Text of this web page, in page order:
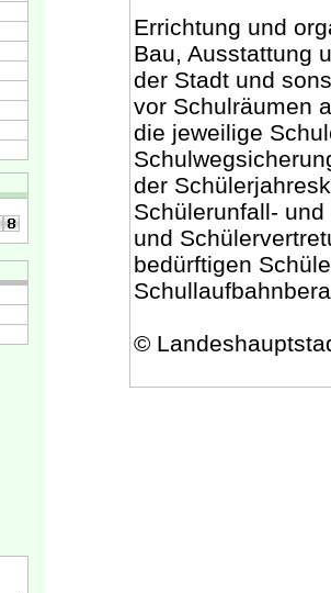
Errichtung und
Bau, Ausstattung
der Stadt und
vor Schulräumen
die jeweilige
der
Schülerunfall-
und
bedürftigen
©